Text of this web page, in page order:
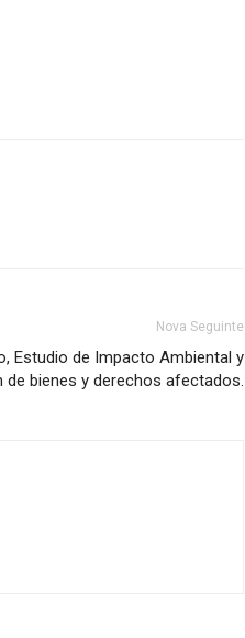
Nova Seguinte
Estudio de Impacto Ambiental y
de bienes y derechos afectados.